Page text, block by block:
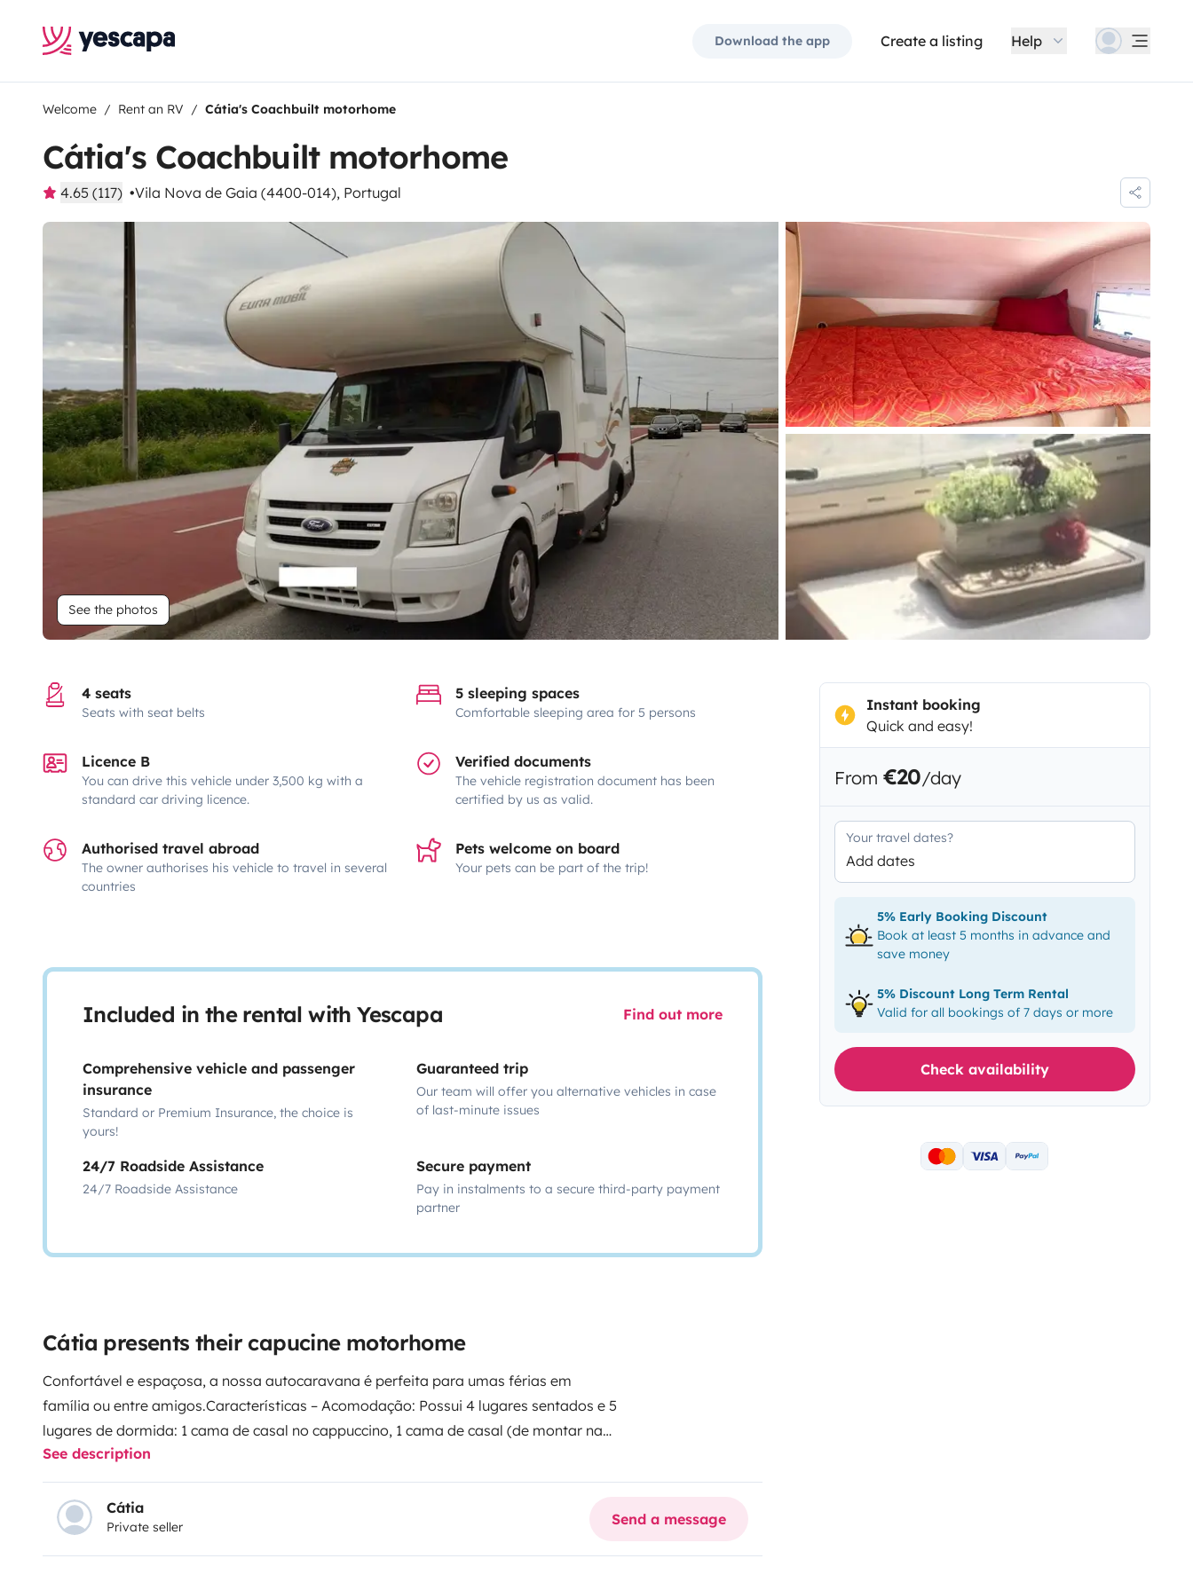
Download the app Create a listing Help
Welcome Rent an RV Cátia's Coachbuilt motorhome
Cátia's Coachbuilt motorhome
4.65 (117) Vila Nova de Gaia (4400-014), Portugal
See the photos
4 seats
Seats with seat belts
5 sleeping spaces
Comfortable sleeping area for 5 persons
Licence B
You can drive this vehicle under 3,500 kg with a
standard car driving licence.
Verified documents
The vehicle registration document has been
certified by us as valid.
Authorised travel abroad
The owner authorises his vehicle to travel in several
countries
Pets welcome on board
Your pets can be part of the trip!
Included in the rental with Yescapa Find out more
Comprehensive vehicle and passenger
insurance
Standard or Premium Insurance, the choice is
yours!
Guaranteed trip
Our team will offer you alternative vehicles in case
of last-minute issues
24/7 Roadside Assistance
24/7 Roadside Assistance
Secure payment
Pay in instalments to a secure third-party payment
partner
Cátia presents their capucine motorhome
Confortável e espaçosa, a nossa autocaravana é perfeita para umas férias em
família ou entre amigos.Características – Acomodação: Possui 4 lugares sentados e 5
lugares de dormida: 1 cama de casal no cappuccino, 1 cama de casal (de montar na
mesa) e 1 camas individual (sofa);
gás, banca e frigorífico (com congelador).A casa de banho é composta por sanita
química fixa, lavatório e cabine de duche.
possui um painel solar, que carrega a bateria durante o dia, de forma a fornecer a
energia necessária para a noite, tornando-se assim autossustentável. Adicionalmente
See description
Cátia
Private seller Send a message
Instant booking
Quick and easy!
From €20/day
Your travel dates?
Add dates
5% Early Booking Discount
Book at least 5 months in advance and
save money
5% Discount Long Term Rental
Valid for all bookings of 7 days or more
Check availability